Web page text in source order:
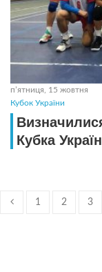
пʼятниця, 15 жовтня
Кубок України
Кубка
1 2 3